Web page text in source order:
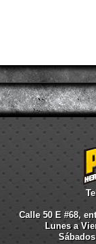
Calle 50 E #68,
Lunes a